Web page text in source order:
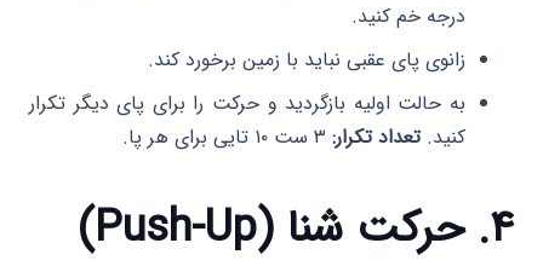
درجه خم کنید.
زانوی پای عقبی نباید با زمین برخورد کند.
به حالت اولیه بازگردید و حرکت را برای پای دیگر تکرار
کنید.تعداد تکرار:
۴. حرکت شنا (Push-Up)